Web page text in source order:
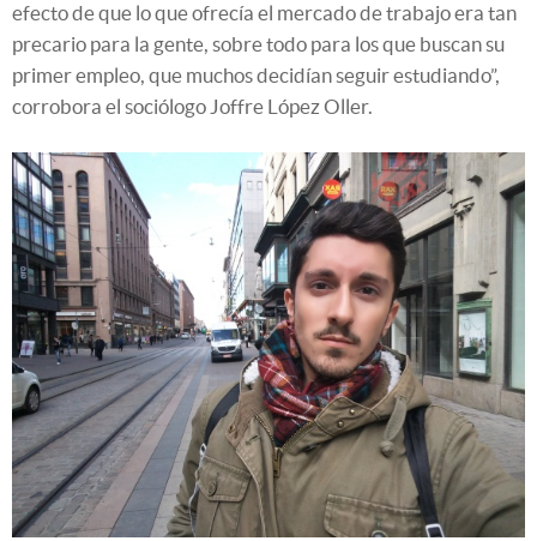
efecto de que lo que ofrecía el mercado de trabajo era tan
precario para la gente, sobre todo para los que buscan su
primer empleo, que muchos decidían seguir estudiando”,
corrobora el sociólogo Joffre López Oller.